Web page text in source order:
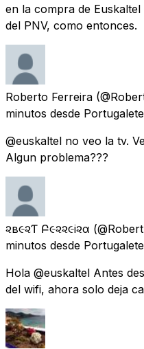
en la compra de
del PNV, como entonces.
Roberto Ferreira
minutos desde
@euskaltel no veo la tv.
Algun problema???
૨ѳв૯૨Ƭѳ Բ૯૨૨૯i૨α
minutos desde
Hola @euskaltel Antes
del wifi, ahora solo deja